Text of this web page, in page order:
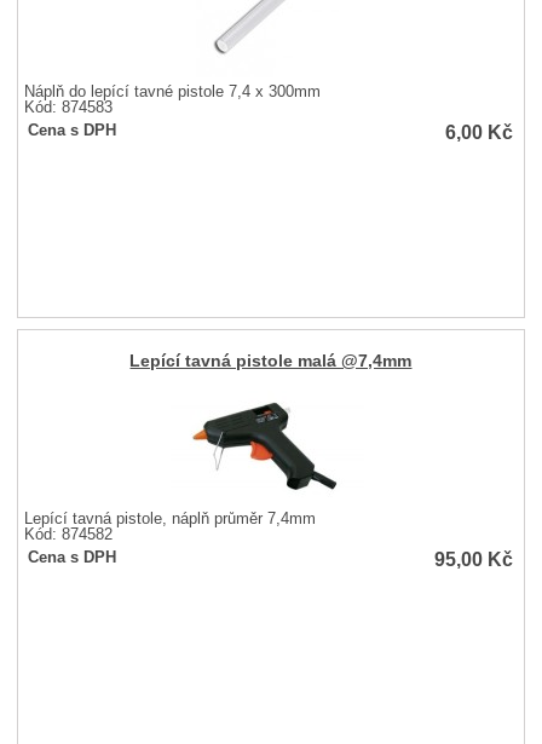
Náplň do lepící tavné pistole 7,4 x 300mm
Kód: 874583
Cena s DPH
6,00 Kč
Lepící tavná pistole malá @7,4mm
Lepící tavná pistole, náplň průměr 7,4mm
Kód: 874582
Cena s DPH
95,00 Kč